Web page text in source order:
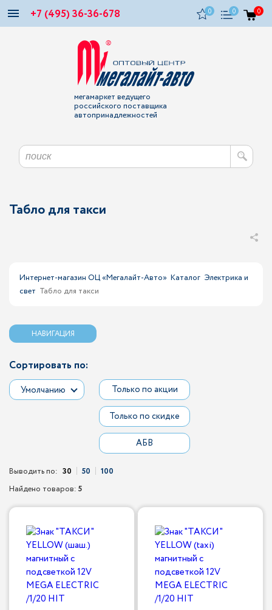
+7 (495) 36-36-678 0 0 0
мегамаркет ведущего
российского поставщика
автопринадлежностей
Табло для такси
Интернет-магазин ОЦ «Мегалайт-Авто» Каталог Электрика и
свет Табло для такси
НАВИГАЦИЯ
Сортировать по:
Умолчанию Только по акции
Только по скидке
АБВ
Выводить по: 30 50
100
Найдено товаров: 5